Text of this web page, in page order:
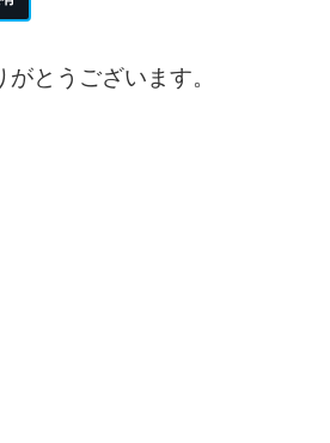
とうございます。